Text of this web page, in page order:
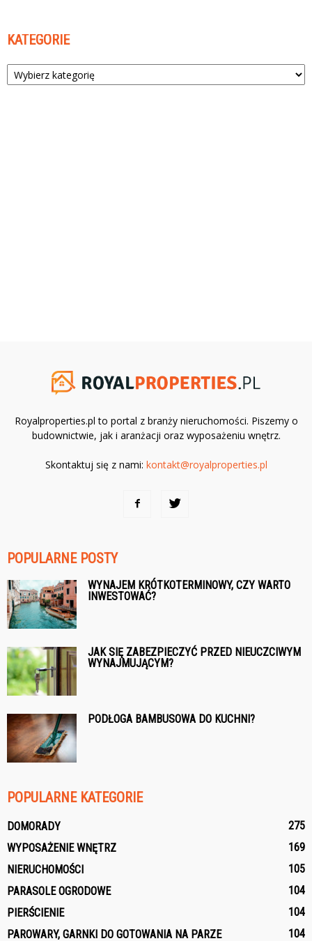
KATEGORIE
Kategorie
Royalproperties.pl to portal z branży nieruchomości. Piszemy o
budownictwie, jak i aranżacji oraz wyposażeniu wnętrz.
Skontaktuj się z nami: kontakt@royalproperties.pl
POPULARNE POSTY
WYNAJEM KRÓTKOTERMINOWY, CZY WARTO
INWESTOWAĆ?
JAK SIĘ ZABEZPIECZYĆ PRZED NIEUCZCIWYM
WYNAJMUJĄCYM?
PODŁOGA BAMBUSOWA DO KUCHNI?
POPULARNE KATEGORIE
DOMORADY
275
WYPOSAŻENIE WNĘTRZ
169
NIERUCHOMOŚCI
105
PARASOLE OGRODOWE
104
PIERŚCIENIE
104
PAROWARY, GARNKI DO GOTOWANIA NA PARZE
104